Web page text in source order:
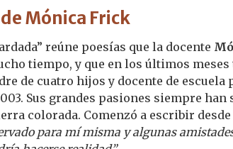
Mónica Frick
reúne poesías que la docente
tiempo, y que en los últimos
de cuatro hijos y docente de
Sus grandes pasiones siempre
colorada. Comenzó a escribir
para mí misma y algunas